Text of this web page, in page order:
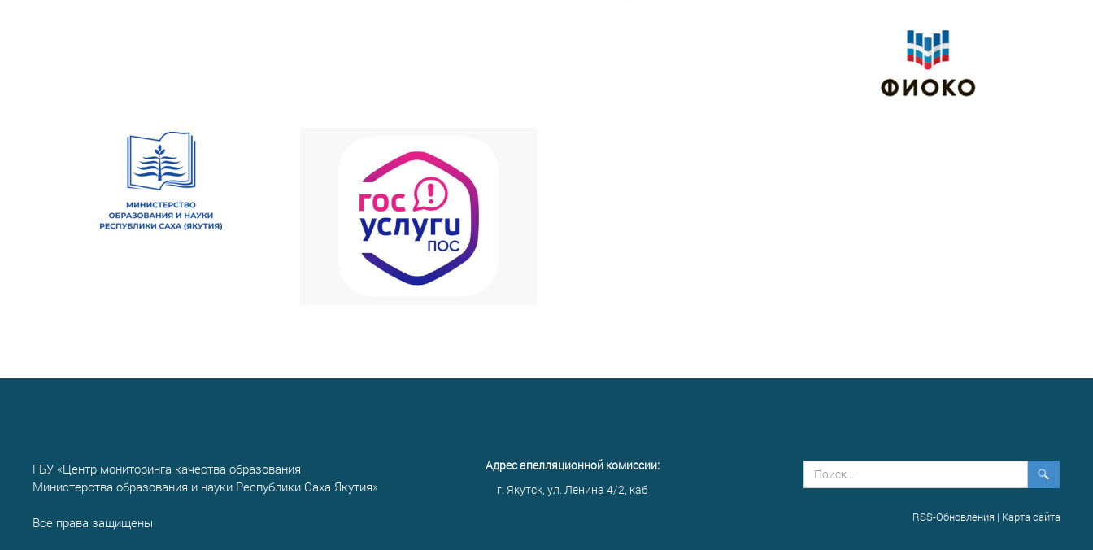
ГБУ «Центр мониторинга качества образования
Министерства образования и науки Республики Саха Якутия»
Все права защищены
Адрес апелляционной комиссии:
г. Якутск, ул. Ленина 4/2, каб
RSS-Обновления | Карта сайта